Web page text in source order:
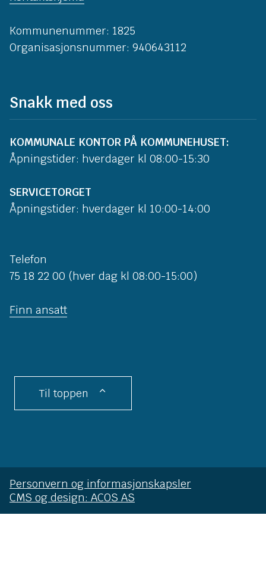
Kommunenummer: 1825
Organisasjonsnummer: 940643112
Snakk med oss
KOMMUNALE KONTOR PÅ KOMMUNEHUSET:
Åpningstider: hverdager kl 08:00-15:30
SERVICETORGET
Åpningstider: hverdager kl 10:00-14:00
Telefon
75 18 22 00 (hver dag kl 08:00-15:00)
Finn ansatt
Til toppen
Personvern og informasjonskapsler
CMS og design: ACOS AS